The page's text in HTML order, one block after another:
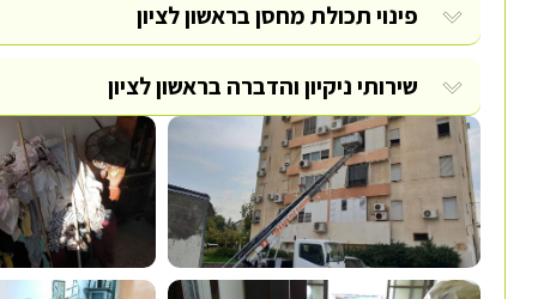
פינוי תכולת מחסן בראשון לציון
שירותי ניקיון והדברה בראשון לציון